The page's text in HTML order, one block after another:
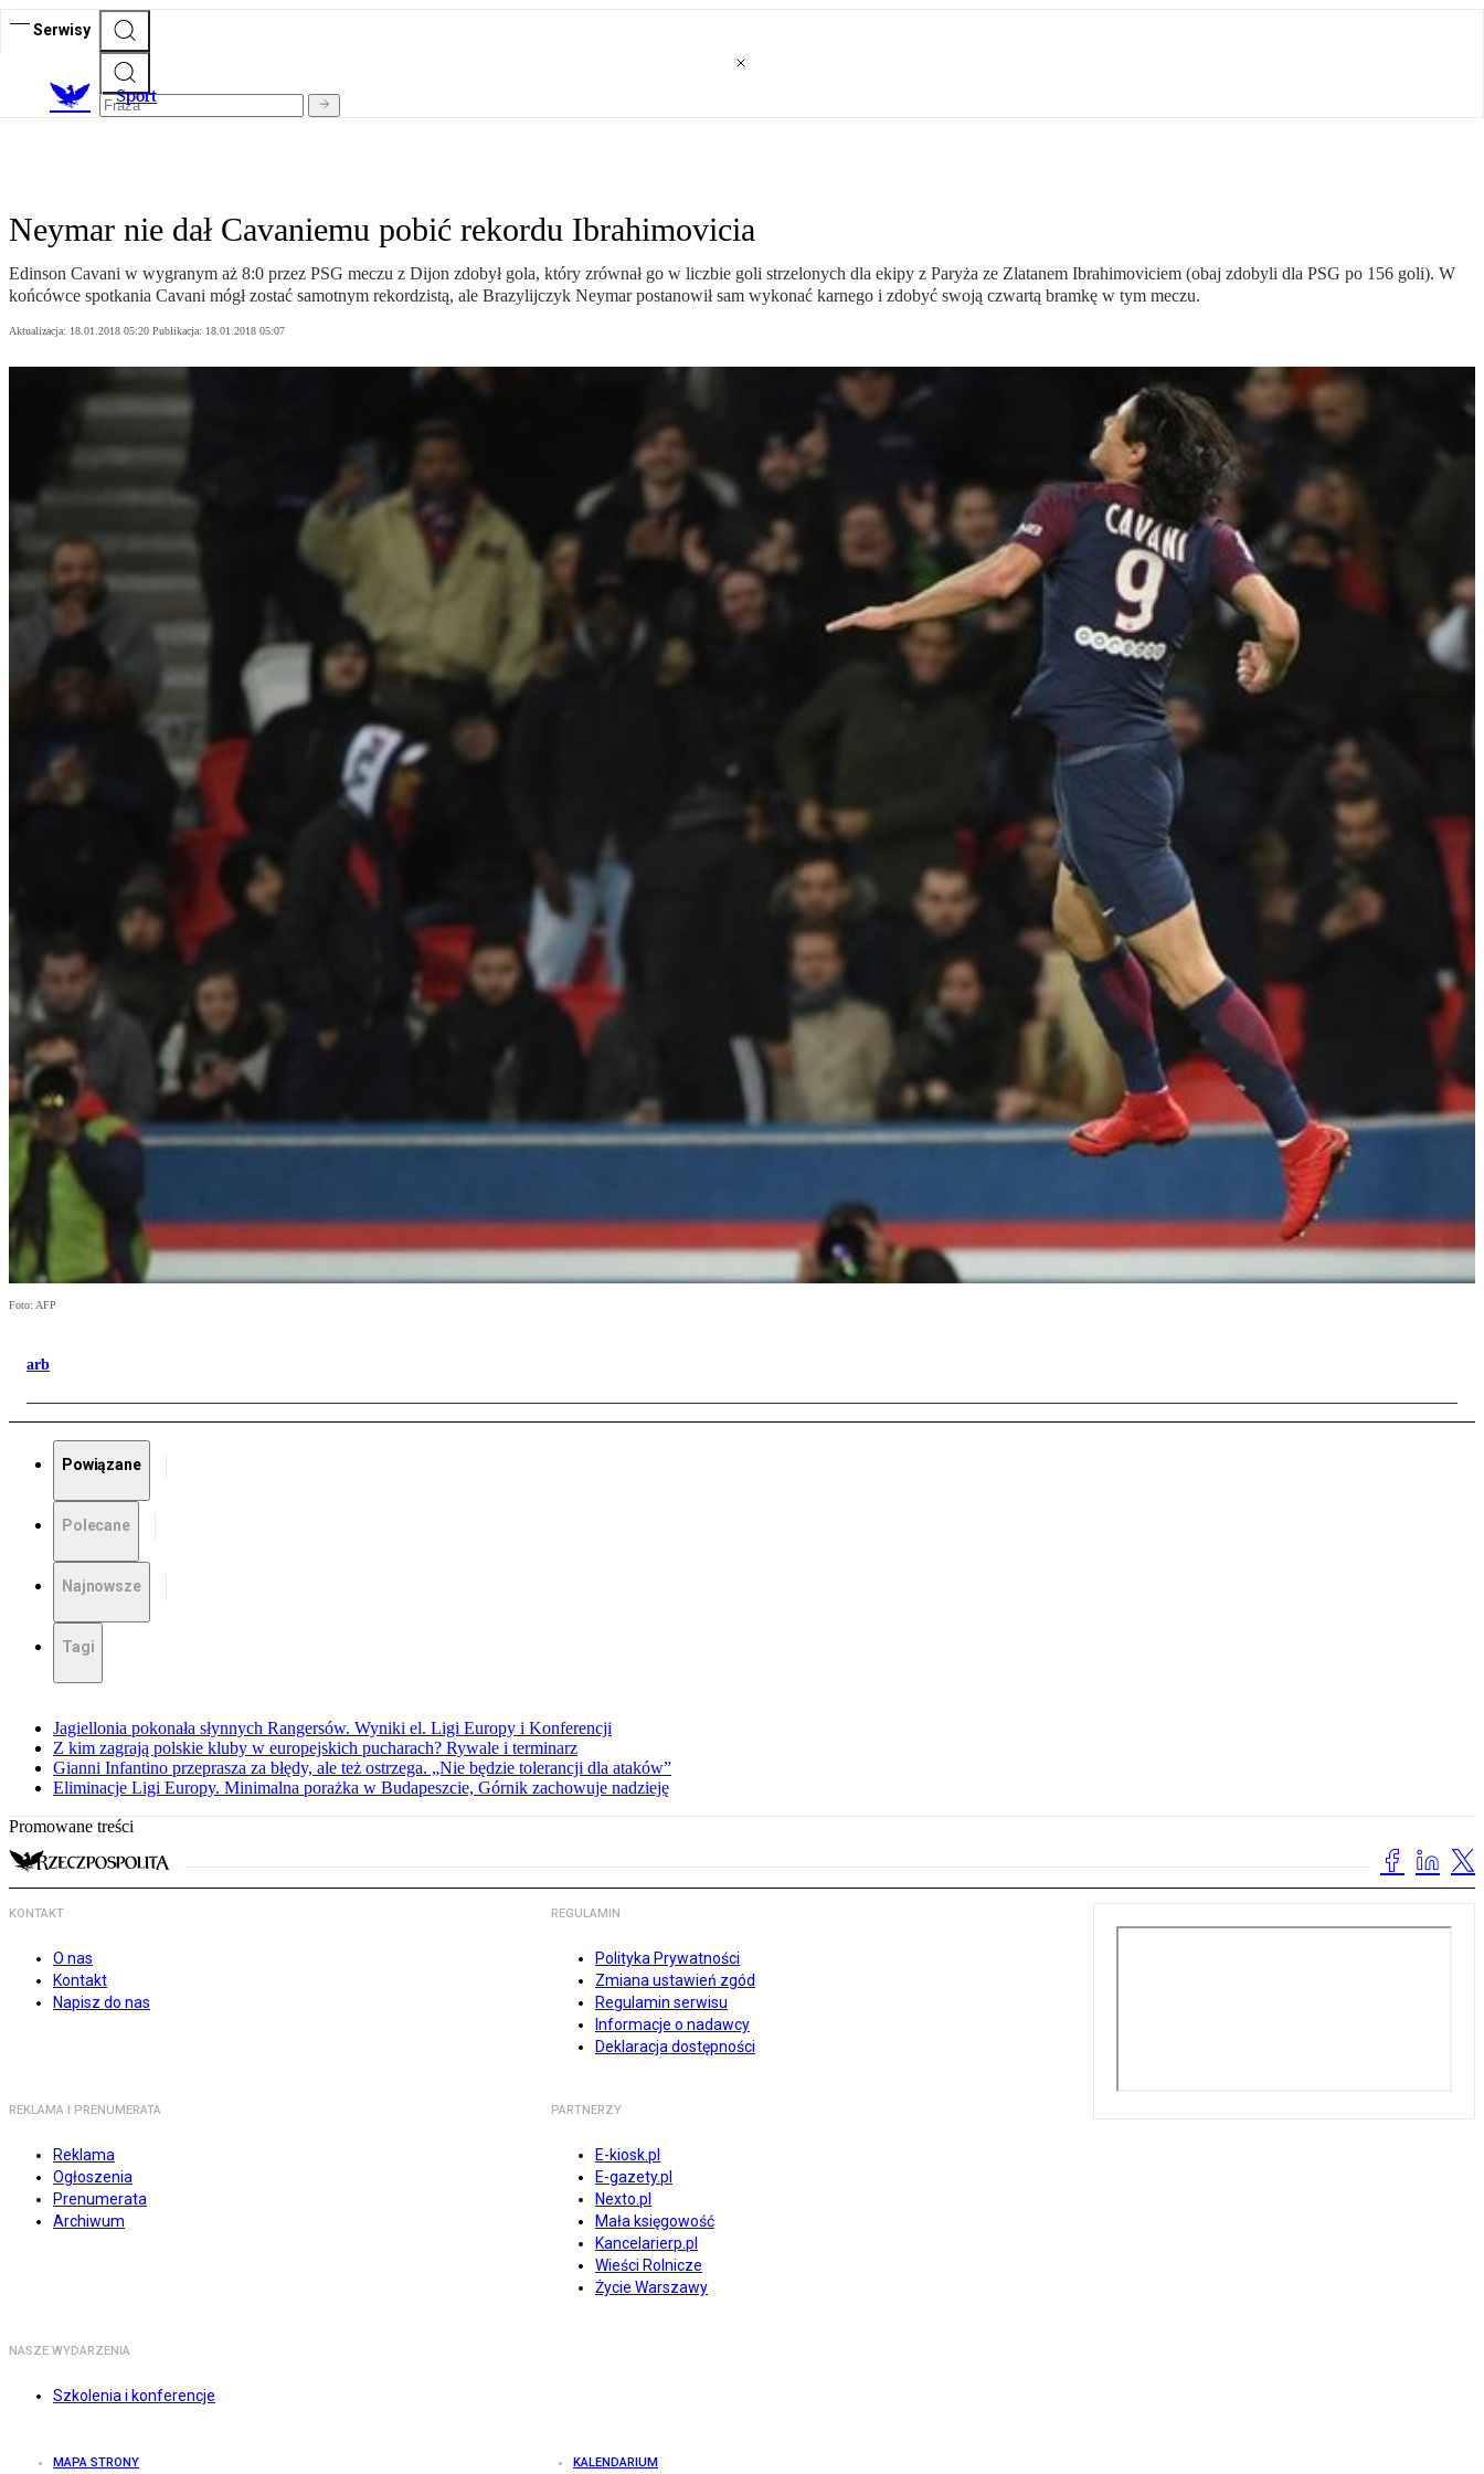
Serwisy
Sport
Neymar nie dał Cavaniemu pobić rekordu Ibrahimovicia
Edinson Cavani w wygranym aż 8:0 przez PSG meczu z Dijon zdobył gola, który zrównał go w liczbie goli strzelonych dla ekipy z Paryża ze Zlatanem Ibrahimoviciem (obaj zdobyli dla PSG po 156 goli). W
końcówce spotkania Cavani mógł zostać samotnym rekordzistą, ale Brazylijczyk Neymar postanowił sam wykonać karnego i zdobyć swoją czwartą bramkę w tym meczu.
Aktualizacja: 18.01.2018 05:20 Publikacja: 18.01.2018 05:07
Foto: AFP
arb
Powiązane
Polecane
Najnowsze
Tagi
Jagiellonia pokonała słynnych Rangersów. Wyniki el. Ligi Europy i Konferencji
Z kim zagrają polskie kluby w europejskich pucharach? Rywale i terminarz
Gianni Infantino przeprasza za błędy, ale też ostrzega. „Nie będzie tolerancji dla ataków”
Eliminacje Ligi Europy. Minimalna porażka w Budapeszcie, Górnik zachowuje nadzieję
Promowane treści
KONTAKT
O nas
Kontakt
Napisz do nas
REGULAMIN
Polityka Prywatności
Zmiana ustawień zgód
Regulamin serwisu
Informacje o nadawcy
Deklaracja dostępności
REKLAMA I PRENUMERATA
Reklama
Ogłoszenia
Prenumerata
Archiwum
PARTNERZY
E-kiosk.pl
E-gazety.pl
Nexto.pl
Mała księgowość
Kancelarierp.pl
Wieści Rolnicze
Życie Warszawy
NASZE WYDARZENIA
Szkolenia i konferencje
MAPA STRONY KALENDARIUM